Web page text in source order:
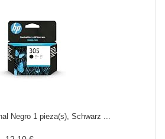
Negro 1 pieza(s), Schwarz ...